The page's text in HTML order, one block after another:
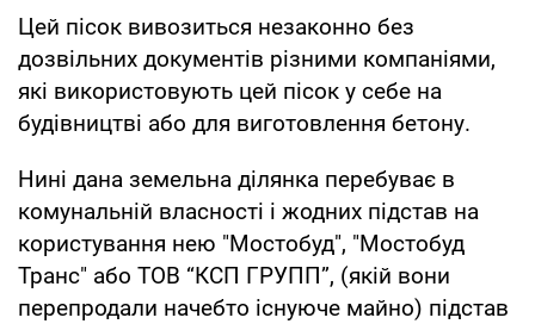
Цей пісок вивозиться незаконно без
дозвільних документів різними компаніями,
які використовують цей пісок у себе на
будівництві або для виготовлення бетону.
Нині дана земельна ділянка перебуває в
комунальній власності і жодних підстав на
користування нею "Мостобуд", "Мостобуд
Транс" або ТОВ “КСП ГРУПП”, (якій вони
перепродали начебто існуюче майно) підстав